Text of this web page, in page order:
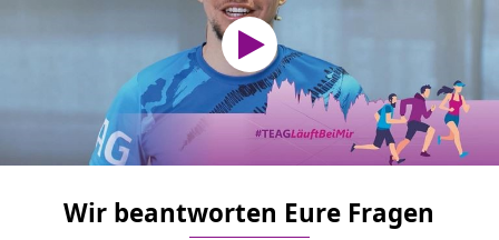
Wir beantworten Eure Fragen